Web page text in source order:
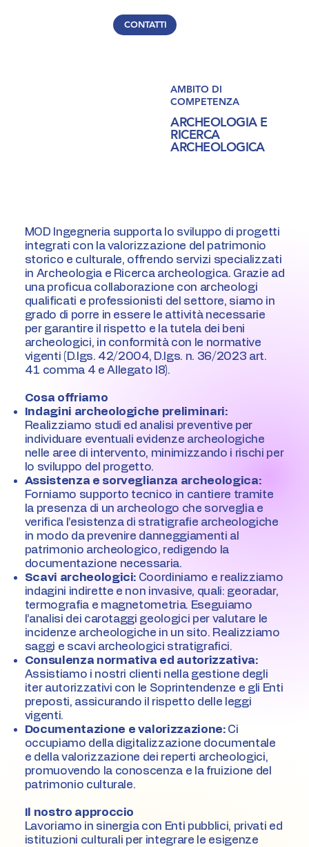
CONTATTI
ARCHEOLOGIA E
RICERCA
ARCHEOLOGICA
AMBITO DI
COMPETENZA
MOD Ingegneria supporta lo sviluppo di progetti
integrati con la valorizzazione del patrimonio
storico e culturale, offrendo servizi specializzati
in Archeologia e Ricerca archeologica. Grazie ad
una proficua collaborazione con archeologi
qualificati e professionisti del settore, siamo in
grado di porre in essere le attività necessarie
per garantire il rispetto e la tutela dei beni
archeologici, in conformità con le normative
vigenti (D.lgs. 42/2004, D.lgs. n. 36/2023 art.
41 comma 4 e Allegato I8).
Cosa offriamo
Indagini archeologiche preliminari:
Realizziamo studi ed analisi preventive per
individuare eventuali evidenze archeologiche
nelle aree di intervento, minimizzando i rischi per
lo sviluppo del progetto.
Assistenza e sorveglianza archeologica:
Forniamo supporto tecnico in cantiere tramite
la presenza di un archeologo che sorveglia e
verifica l’esistenza di stratigrafie archeologiche
in modo da prevenire danneggiamenti al
patrimonio archeologico, redigendo la
documentazione necessaria.
Scavi archeologici: Coordiniamo e realizziamo
indagini indirette e non invasive, quali: georadar,
termografia e magnetometria. Eseguiamo
l’analisi dei carotaggi geologici per valutare le
incidenze archeologiche in un sito. Realizziamo
saggi e scavi archeologici stratigrafici.
Consulenza normativa ed autorizzativa:
Assistiamo i nostri clienti nella gestione degli
iter autorizzativi con le Soprintendenze e gli Enti
preposti, assicurando il rispetto delle leggi
vigenti.
Documentazione e valorizzazione: Ci
occupiamo della digitalizzazione documentale
e della valorizzazione dei reperti archeologici,
promuovendo la conoscenza e la fruizione del
patrimonio culturale.
Il nostro approccio
Lavoriamo in sinergia con Enti pubblici, privati ed
istituzioni culturali per integrare le esigenze